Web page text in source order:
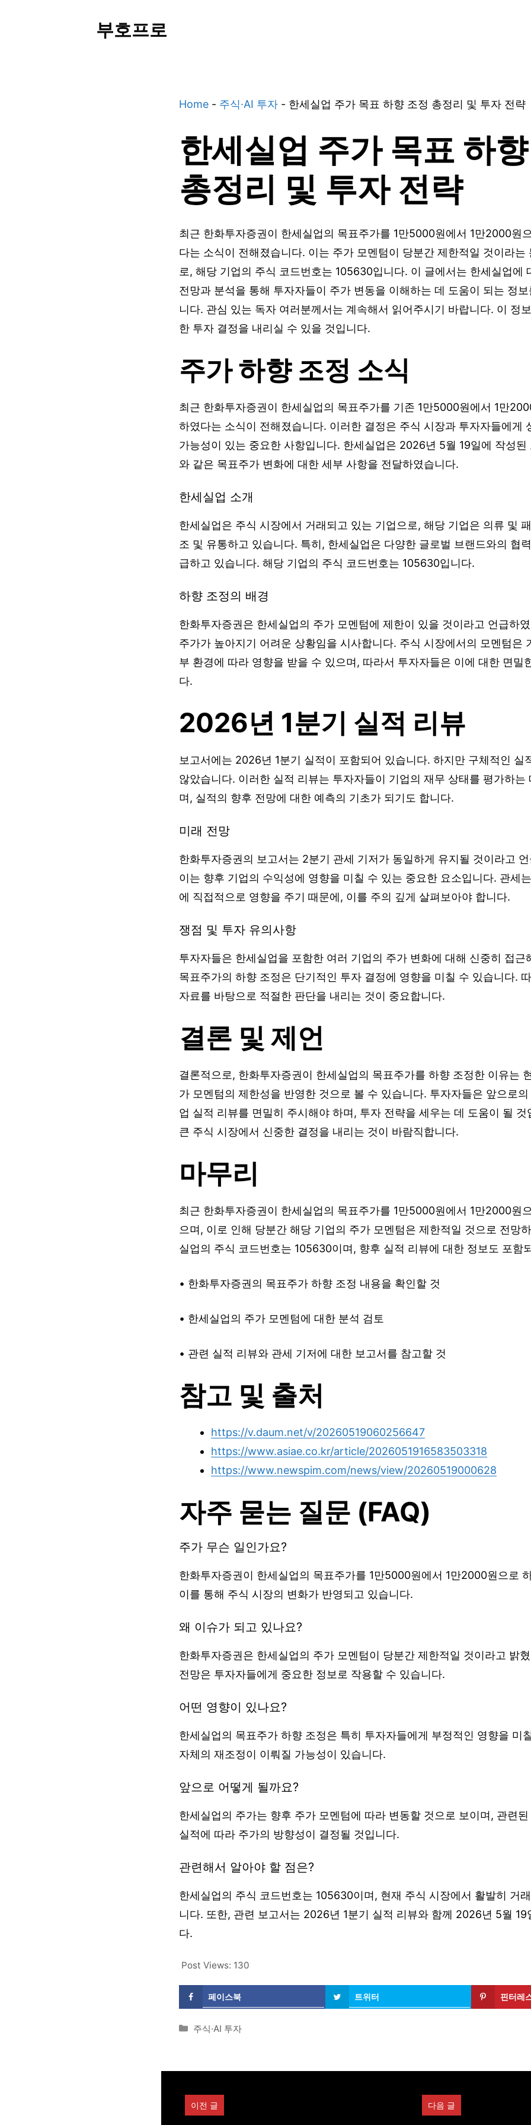
부호프로
Home - 주식·AI 투자 - 한세실업 주가 목표 하향 조정 총정리 및 투자 전략
한세실업 주가 목표 하
총정리 및 투자 전략
최근 한화투자증권이 한세실업의 목표주가를 1만5000원에서 1만2000원
다는 소식이 전해졌습니다. 이는 주가 모멘텀이 당분간 제한적일 것이라는
로, 해당 기업의 주식 코드번호는 105630입니다. 이 글에서는 한세실업에
전망과 분석을 통해 투자자들이 주가 변동을 이해하는 데 도움이 되는 정
니다. 관심 있는 독자 여러분께서는 계속해서 읽어주시기 바랍니다. 이 정
한 투자 결정을 내리실 수 있을 것입니다.
주가 하향 조정 소식
최근 한화투자증권이 한세실업의 목표주가를 기존 1만5000원에서 1만
하였다는 소식이 전해졌습니다. 이러한 결정은 주식 시장과 투자자들에게
가능성이 있는 중요한 사항입니다. 한세실업은 2026년 5월 19일에 작성된
와 같은 목표주가 변화에 대한 세부 사항을 전달하였습니다.
한세실업 소개
한세실업은 주식 시장에서 거래되고 있는 기업으로, 해당 기업은 의류 및
조 및 유통하고 있습니다. 특히, 한세실업은 다양한 글로벌 브랜드와의 협
급하고 있습니다. 해당 기업의 주식 코드번호는 105630입니다.
하향 조정의 배경
한화투자증권은 한세실업의 주가 모멘텀에 제한이 있을 것이라고 언급하
주가가 높아지기 어려운 상황임을 시사합니다. 주식 시장에서의 모멘텀은
부 환경에 따라 영향을 받을 수 있으며, 따라서 투자자들은 이에 대한 면밀
다.
2026년 1분기 실적 리뷰
보고서에는 2026년 1분기 실적이 포함되어 있습니다. 하지만 구체적인 실
않았습니다. 이러한 실적 리뷰는 투자자들이 기업의 재무 상태를 평가하는
며, 실적의 향후 전망에 대한 예측의 기초가 되기도 합니다.
미래 전망
한화투자증권의 보고서는 2분기 관세 기저가 동일하게 유지될 것이라고
이는 향후 기업의 수익성에 영향을 미칠 수 있는 중요한 요소입니다. 관세
에 직접적으로 영향을 주기 때문에, 이를 주의 깊게 살펴보아야 합니다.
쟁점 및 투자 유의사항
투자자들은 한세실업을 포함한 여러 기업의 주가 변화에 대해 신중히 접근
목표주가의 하향 조정은 단기적인 투자 결정에 영향을 미칠 수 있습니다.
자료를 바탕으로 적절한 판단을 내리는 것이 중요합니다.
결론 및 제언
결론적으로, 한화투자증권이 한세실업의 목표주가를 하향 조정한 이유는
가 모멘텀의 제한성을 반영한 것으로 볼 수 있습니다. 투자자들은 앞으로
업 실적 리뷰를 면밀히 주시해야 하며, 투자 전략을 세우는 데 도움이 될 것
큰 주식 시장에서 신중한 결정을 내리는 것이 바람직합니다.
마무리
최근 한화투자증권이 한세실업의 목표주가를 1만5000원에서 1만2000원
으며, 이로 인해 당분간 해당 기업의 주가 모멘텀은 제한적일 것으로 전망
실업의 주식 코드번호는 105630이며, 향후 실적 리뷰에 대한 정보도 포함
• 한화투자증권의 목표주가 하향 조정 내용을 확인할 것
• 한세실업의 주가 모멘텀에 대한 분석 검토
• 관련 실적 리뷰와 관세 기저에 대한 보고서를 참고할 것
참고 및 출처
https://v.daum.net/v/20260519060256647
https://www.asiae.co.kr/article/2026051916583503318
https://www.newspim.com/news/view/20260519000628
자주 묻는 질문 (FAQ)
주가 무슨 일인가요?
한화투자증권이 한세실업의 목표주가를 1만5000원에서 1만2000원으로
이를 통해 주식 시장의 변화가 반영되고 있습니다.
왜 이슈가 되고 있나요?
한화투자증권은 한세실업의 주가 모멘텀이 당분간 제한적일 것이라고 밝
전망은 투자자들에게 중요한 정보로 작용할 수 있습니다.
어떤 영향이 있나요?
한세실업의 목표주가 하향 조정은 특히 투자자들에게 부정적인 영향을 미
자체의 재조정이 이뤄질 가능성이 있습니다.
앞으로 어떻게 될까요?
한세실업의 주가는 향후 주가 모멘텀에 따라 변동할 것으로 보이며, 관련
실적에 따라 주가의 방향성이 결정될 것입니다.
관련해서 알아야 할 점은?
한세실업의 주식 코드번호는 105630이며, 현재 주식 시장에서 활발히 거
니다. 또한, 관련 보고서는 2026년 1분기 실적 리뷰와 함께 2026년 5월 19
다.
Post Views: 130
페이스북 트위터 핀터레
Categories
주식·AI 투자
이전 글 다음 글